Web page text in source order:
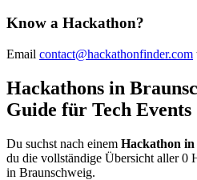
Know a Hackathon?
Email contact@hackathonfinder.com
Hackathons in
Guide für Tech Events
Du suchst nach einem Hackathon in
du die vollständige Übersicht aller0
in Braunschweig.